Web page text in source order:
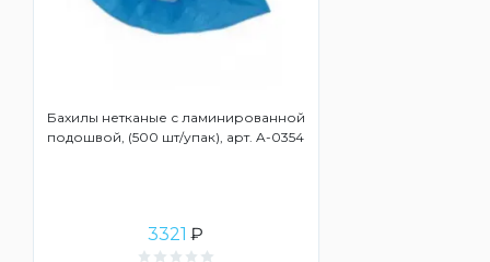
Бахилы нетканые с ламинированной
подошвой, (500 шт/упак), арт. A-0354
3321 ₽